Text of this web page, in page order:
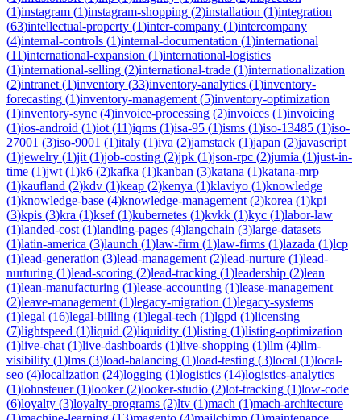
(1)instagram (1)instagram-shopping (2)installation (1)integration
(63)intellectual-property (1)inter-company (1)intercompany
(4)internal-controls (1)internal-documentation (1)international
(11)international-expansion (1)international-logistics
(1)international-selling (2)international-trade (1)internationalization
(2)intranet (1)inventory (33)inventory-analytics (1)inventory-
forecasting (1)inventory-management (5)inventory-optimization
(1)inventory-sync (4)invoice-processing (2)invoices (1)invoicing
(1)ios-android (1)iot (11)iqms (1)isa-95 (1)isms (1)iso-13485 (1)iso-
27001 (3)iso-9001 (1)italy (1)iva (2)jamstack (1)japan (2)javascript
(1)jewelry (1)jit (1)job-costing (2)jpk (1)json-rpc (2)jumia (1)just-in-
time (1)jwt (1)k6 (2)kafka (1)kanban (3)katana (1)katana-mrp
(1)kaufland (2)kdv (1)keap (2)kenya (1)klaviyo (1)knowledge
(1)knowledge-base (4)knowledge-management (2)korea (1)kpi
(3)kpis (3)kra (1)ksef(1)kubernetes (1)kvkk (1)kyc (1)labor-law
(1)landed-cost (1)landing-pages (4)langchain (3)large-datasets
(1)latin-america (3)launch (1)law-firm (1)law-firms (1)lazada (1)lcp
(1)lead-generation (3)lead-management (2)lead-nurture (1)lead-
nurturing (1)lead-scoring (2)lead-tracking (1)leadership (2)lean
(1)lean-manufacturing (1)lease-accounting (1)lease-management
(2)leave-management (1)legacy-migration (1)legacy-systems
(1)legal (16)legal-billing (1)legal-tech (1)lgpd (1)licensing
(7)lightspeed (1)liquid (2)liquidity (1)listing (1)listing-optimization
(1)live-chat (1)live-dashboards (1)live-shopping (1)llm (4)llm-
visibility (1)lms (3)load-balancing (1)load-testing (3)local (1)local-
seo (4)localization (24)logging (1)logistics (14)logistics-analytics
(1)lohnsteuer(1)looker(2)looker-studio (2)lot-tracking (1)low-code
(6)loyalty (3)loyalty-programs (2)ltv (1)mach (1)mach-architecture